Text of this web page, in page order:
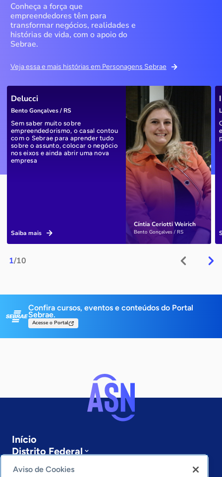
Conheça a força que
empreendedores têm para
transformar negócios, realidades e
histórias de vida, com o apoio do
Sebrae.
Veja essa e mais histórias em Personagens Sebrae
1/10
Cíntia Ceriotti Weirich
Bento Gonçalves / RS
Delucci
Bento Gonçalves / RS
Sem saber muito sobre
empreendedorismo, o casal contou
com o Sebrae para aprender tudo
sobre o assunto, colocar o negócio
nos eixos e ainda abrir uma nova
empresa
Saiba mais
Confira cursos, eventos e conteúdos do Portal
Sebrae.
Acesse o Portal
Início
Distrito Federal
Aviso de Cookies